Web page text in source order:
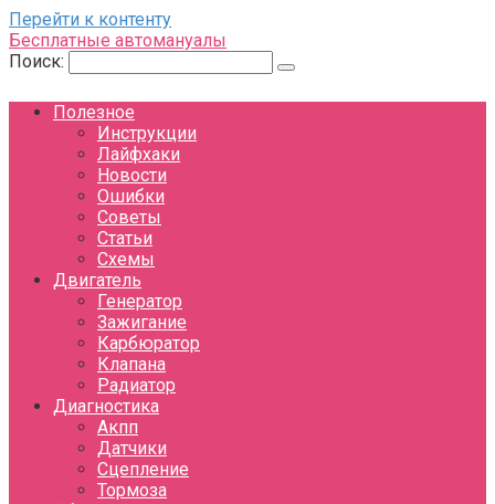
Перейти к контенту
Бесплатные автомануалы
Поиск:
Полезное
Инструкции
Лайфхаки
Новости
Ошибки
Советы
Статьи
Схемы
Двигатель
Генератор
Зажигание
Карбюратор
Клапана
Радиатор
Диагностика
Акпп
Датчики
Сцепление
Тормоза